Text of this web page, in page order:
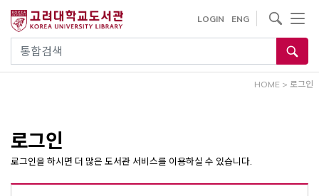
건
통합검색
LOGIN ENG
사이트내 검색
HOME > 로그인
로그인
로그인을 하시면 더 많은 도서관 서비스를 이용하실 수 있습니다.